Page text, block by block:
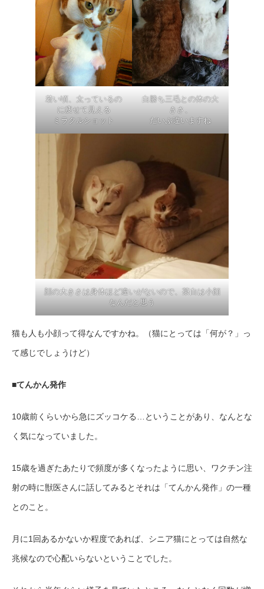
若い頃、太っているの
に痩せて見える
ミラクルショット
白勝ち三毛との体の大
きさ、
だいぶ違いますね
顔の大きさは身体ほど違いがないので、茶白は小顔
なんだと思う
猫も人も小顔って得なんですかね。（猫にとっては「何が？」っ
て感じでしょうけど）
■てんかん発作
10歳前くらいから急にズッコケる…ということがあり、なんとな
く気になっていました。
15歳を過ぎたあたりで頻度が多くなったように思い、ワクチン注
射の時に獣医さんに話してみるとそれは「てんかん発作」の一種
とのこと。
月に1回あるかないか程度であれば、シニア猫にとっては自然な
兆候なので心配いらないということでした。